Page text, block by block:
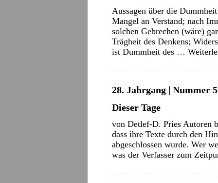
Aussagen über die
Mangel an Verstand; nach
solchen Gebrechen (wäre)
Trägheit des Denkens;
ist Dummheit des …
28. Jahrgang | Nummer
Dieser Tage
von Detlef-D. Pries Autoren
dass ihre Texte durch den
abgeschlossen wurde. Wer
was der Verfasser zum